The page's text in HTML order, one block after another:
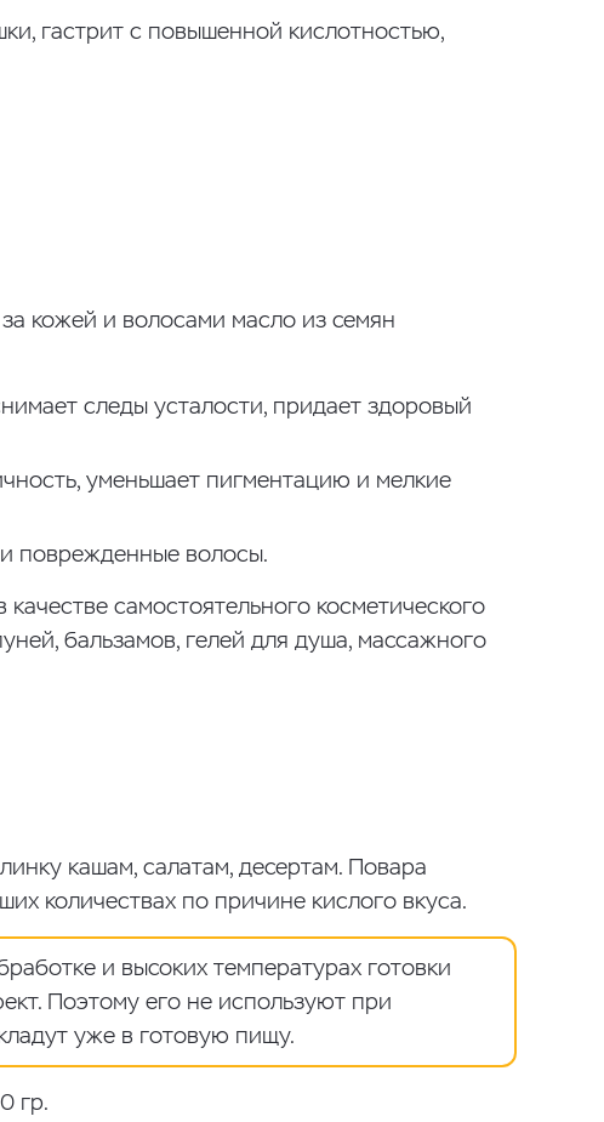
гастрит с повышенной кислотностью,
кожей и волосами масло из семян
следы усталости, придает здоровый
уменьшает пигментацию и мелкие
поврежденные волосы.
самостоятельного косметического
бальзамов, гелей для душа, массажного
кашам, салатам, десертам. Повара
количествах по причине кислого вкуса.
и высоких температурах готовки
Поэтому его не используют при
уже в готовую пищу.
гр.